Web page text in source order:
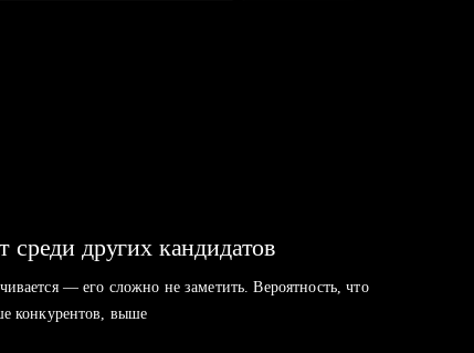
среди других кандидатов
— его сложно не заметить. Вероятность, что
конкурентов, выше